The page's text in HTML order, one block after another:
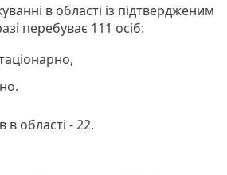
в області із підтвердженим
перебуває 111 осіб:
в області - 22.